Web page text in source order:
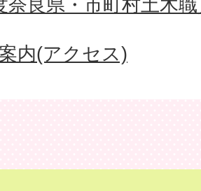
奈良県・市町村土木
内(アクセス)